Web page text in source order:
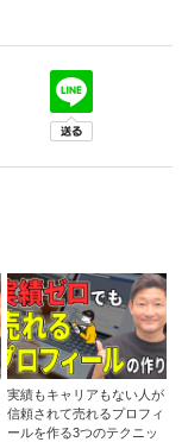
実績もキャリアもない人が
信頼されて売れるプロフィ
ールを作る3つのテクニッ